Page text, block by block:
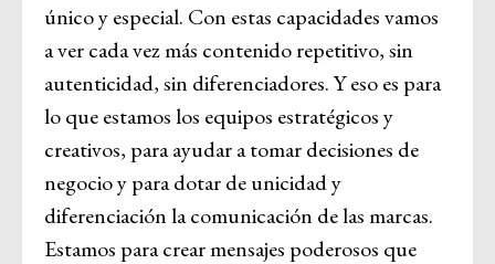
único y especial. Con estas capacidades vamos
a ver cada vez más contenido repetitivo, sin
autenticidad, sin diferenciadores. Y eso es para
lo que estamos los equipos estratégicos y
creativos, para ayudar a tomar decisiones de
negocio y para dotar de unicidad y
diferenciación la comunicación de las marcas.
Estamos para crear mensajes poderosos que